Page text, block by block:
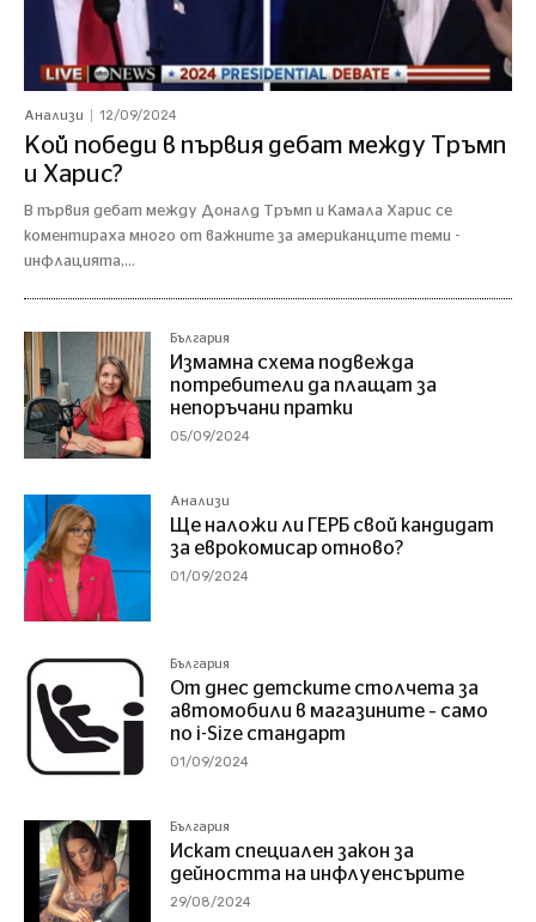
Анализи 12/09/2024
Кой победи в първия дебат между Тръмп
и Харис?
В първия дебат между Доналд Тръмп и Камала Харис се
коментираха много от важните за американците теми -
инфлацията,...
България
Измамна схема подвежда
потребители да плащат за
непоръчани пратки
05/09/2024
Анализи
Ще наложи ли ГЕРБ свой кандидат
за еврокомисар отново?
01/09/2024
България
От днес детските столчета за
автомобили в магазините – само
по i-Size стандарт
01/09/2024
България
Искат специален закон за
дейността на инфлуенсърите
29/08/2024